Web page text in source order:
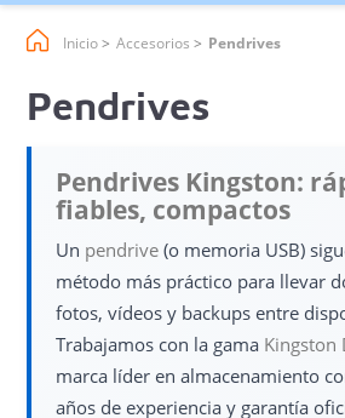
Inicio Accesorios Pendrives
Pendrives
Pendrives Kingston:
fiables, compactos
Un pendrive (o memoria USB)
método más práctico para llevar
fotos, vídeos y backups entre
Trabajamos con la gama Kingston
marca líder en almacenamiento
años de experiencia y garantía